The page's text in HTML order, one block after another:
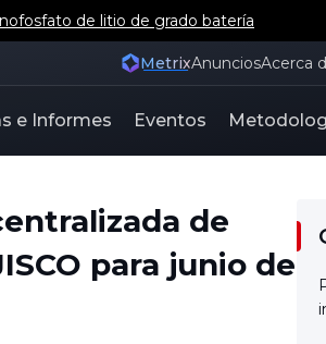
de litio de grado batería
MetrixAnunciosAcerca
e Informes Eventos
de
para junio de